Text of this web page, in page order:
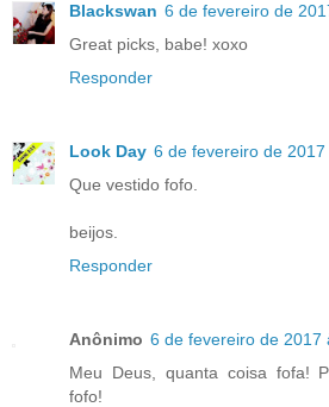
Blackswan 6 de fevereiro de
Great picks, babe! xoxo
Responder
Look Day 6 de fevereiro de 2017
Que vestido fofo.
beijos.
Responder
Anônimo 6 de fevereiro de 2017
Meu Deus, quanta coisa fofa!
fofo!